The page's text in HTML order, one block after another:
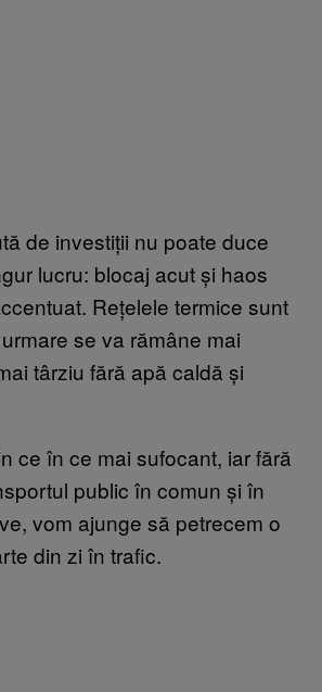
de investiții nu poate duce
lucru: blocaj acut și haos
Rețelele termice sunt
se va rămâne mai
târziu fără apă caldă și
ce în ce mai sufocant, iar fără
public în comun și în
vom ajunge să petrecem o
din zi în trafic.